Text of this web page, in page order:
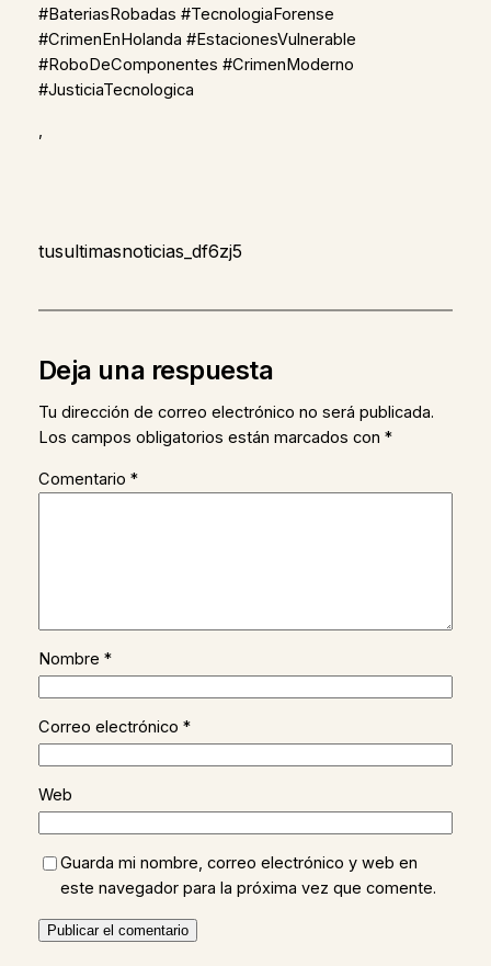
#BateriasRobadas #TecnologiaForense
#CrimenEnHolanda #EstacionesVulnerable
#RoboDeComponentes #CrimenModerno
#JusticiaTecnologica
,
tusultimasnoticias_df6zj5
Deja una respuesta
Tu dirección de correo electrónico no será publicada.
Los campos obligatorios están marcados con *
Comentario *
Nombre *
Correo electrónico *
Web
Guarda mi nombre, correo electrónico y web en
este navegador para la próxima vez que comente.